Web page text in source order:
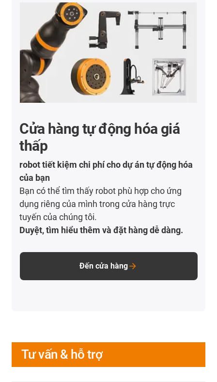
Cửa hàng tự động hóa giá
thấp
robot tiết kiệm chi phí cho dự án tự động hóa
của bạn
Bạn có thể tìm thấy robot phù hợp cho ứng
dụng riêng của mình trong cửa hàng trực
tuyến của chúng tôi.
Duyệt, tìm hiểu thêm và đặt hàng dễ dàng.
Đến cửa hàng
Tư vấn & hỗ trợ